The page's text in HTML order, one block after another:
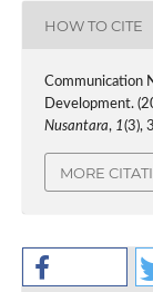
HOW TO CITE
Communication
Development.
Nusantara, 1(3),
MORE